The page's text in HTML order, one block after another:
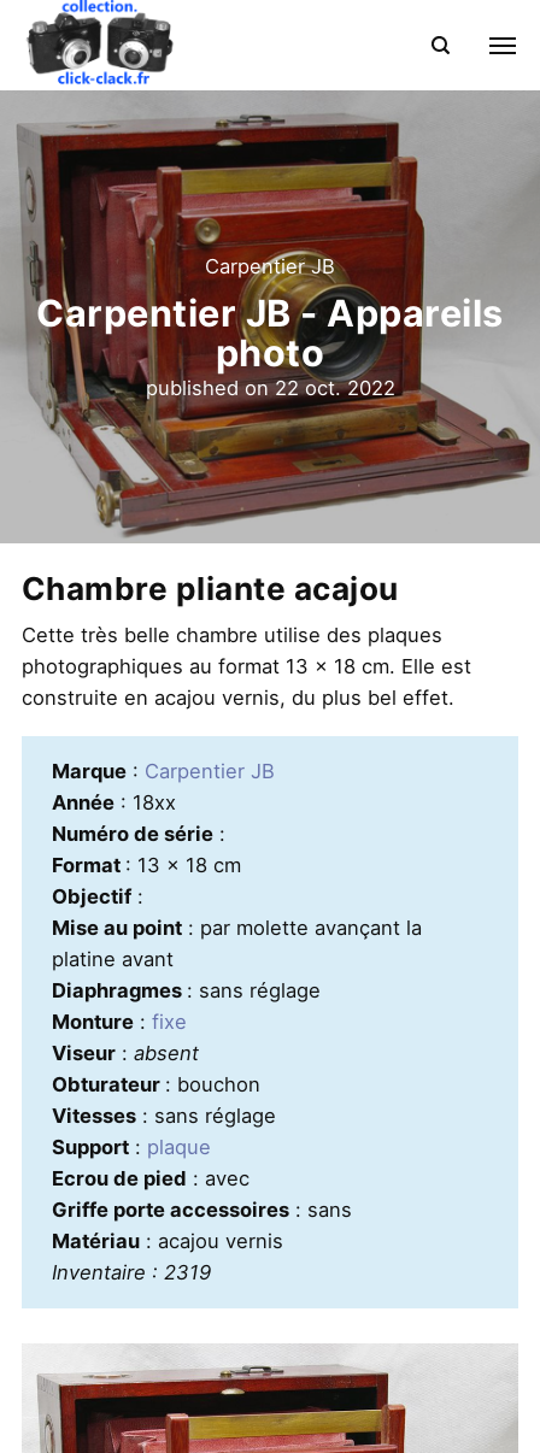
Carpentier JB
Carpentier JB - Appareils
photo
published on22 oct. 2022
Chambre pliante acajou
Cette très belle chambre utilise des plaques
photographiques au format 13 x 18 cm. Elle est
construite en acajou vernis, du plus bel effet.
Marque: Carpentier JB
Année: 18xx
Numéro de série:
Format : 13 x 18 cm
Objectif:
Mise au point: par molette avançant la
platine avant
Diaphragmes : sans réglage
Monture: fixe
Viseur: absent
Obturateur : bouchon
Vitesses: sans réglage
Support: plaque
Ecrou de pied : avec
Griffe porte accessoires: sans
Matériau: acajou vernis
Inventaire : 2319